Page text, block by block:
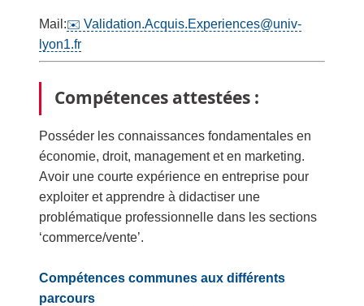
Mail:
Validation.Acquis.Experiences@univ-
lyon1.fr
Compétences attestées :
Posséder les connaissances fondamentales en
économie, droit, management et en marketing.
Avoir une courte expérience en entreprise pour
exploiter et apprendre à didactiser une
problématique professionnelle dans les sections
‘commerce/vente’.
Compétences communes aux différents
parcours